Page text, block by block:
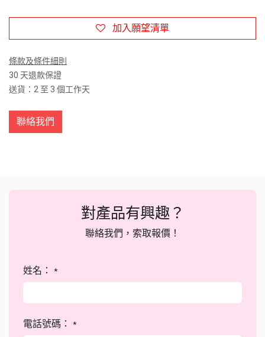
加入願望清單
條款及條件細則
30 天退款保證
送貨：2 至 3 個工作天
聯絡我們
對產品有興趣？
聯絡我們，索取報價！
姓名： *
電話號碼： *